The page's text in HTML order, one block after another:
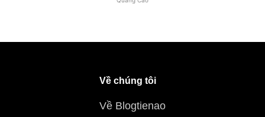
Về chúng tôi
Về Blogtienao